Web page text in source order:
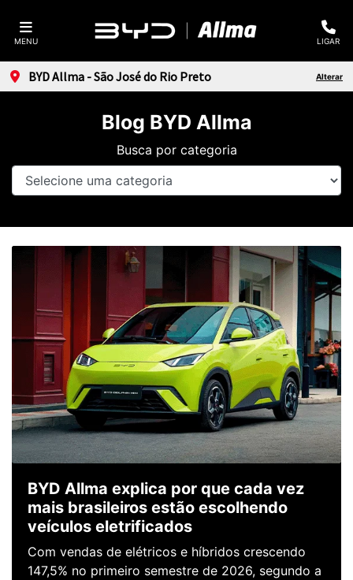
MENU LIGAR
BYD Allma - São José do Rio Preto Alterar
Blog BYD Allma
Busca por categoria
BYD Allma explica por que cada vez
mais brasileiros estão escolhendo
veículos eletrificados
Com vendas de elétricos e híbridos crescendo
147,5% no primeiro semestre de 2026, segundo a